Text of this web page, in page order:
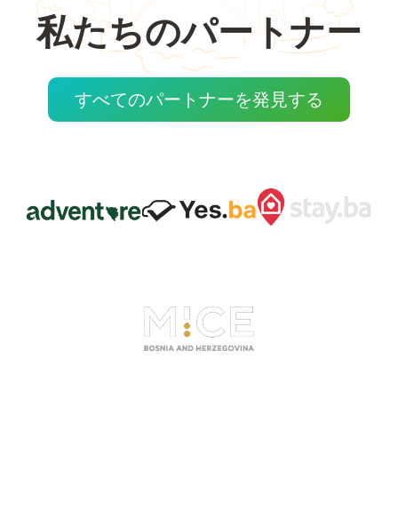
私たちのパートナー
すべてのパートナーを発見する